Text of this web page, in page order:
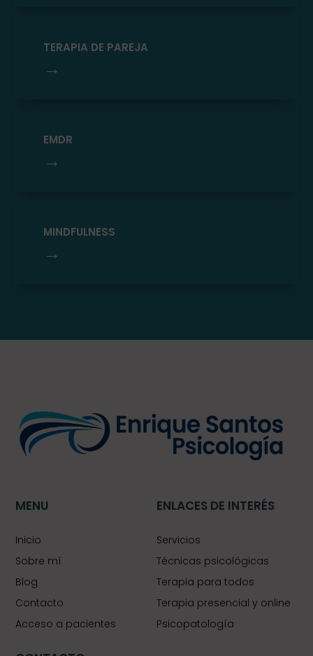
TERAPIA DE PAREJA
→
EMDR
→
MINDFULNESS
→
MENU
Inicio
Sobre mí
Blog
Contacto
Acceso a pacientes
ENLACES DE INTERÉS
Servicios
Técnicas psicológicas
Terapia para todos
Terapia presencial y online
Psicopatología